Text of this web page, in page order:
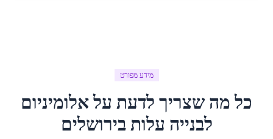
מידע מפורט
כל מה שצריך לדעת עלאלומיניום
לבנייה עלות בירושלים